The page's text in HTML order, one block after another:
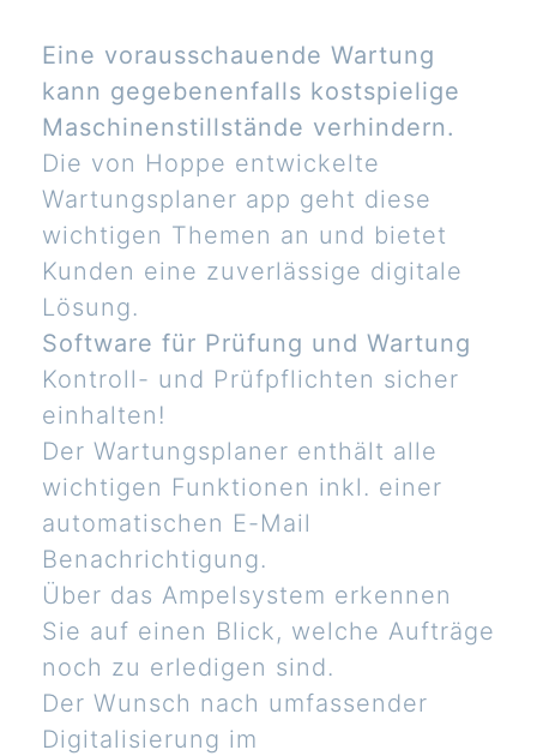
Eine vorausschauende Wartung
kann gegebenenfalls kostspielige
Maschinenstillstände verhindern.
Die von Hoppe entwickelte
Wartungsplaner app geht diese
wichtigen Themen an und bietet
Kunden eine zuverlässige digitale
Lösung.
Software für Prüfung und Wartung
Kontroll- und Prüfpflichten sicher
einhalten!
Der Wartungsplaner enthält alle
wichtigen Funktionen inkl. einer
automatischen E-Mail
Benachrichtigung.
Über das Ampelsystem erkennen
Sie auf einen Blick, welche Aufträge
noch zu erledigen sind.
Der Wunsch nach umfassender
Digitalisierung im